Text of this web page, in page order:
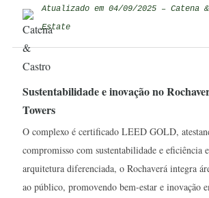
Atualizado em 04/09/2025 – Catena
Estate
Sustentabilidade e inovação no
Towers
O complexo é certificado LEED GOLD,
compromisso com sustentabilidade e eficiência
arquitetura diferenciada, o Rochaverá integra
ao público, promovendo bem-estar e inovação